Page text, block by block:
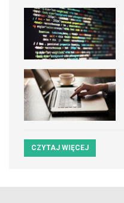
CZYTAJ WIĘCEJ